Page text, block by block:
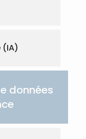
(IA)
données